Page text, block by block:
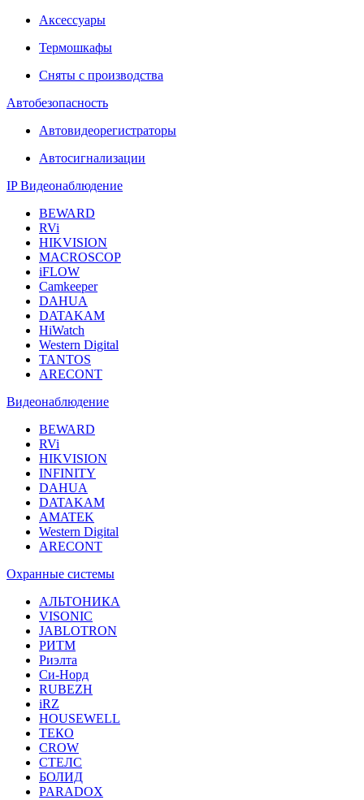
Аксессуары
Термошкафы
Сняты с производства
Автобезопасность
Автовидеорегистраторы
Автосигнализации
IP Видеонаблюдение
BEWARD
RVi
HIKVISION
MACROSCOP
iFLOW
Camkeeper
DAHUA
DATAKAM
HiWatch
Western Digital
TANTOS
ARECONT
Видеонаблюдение
BEWARD
RVi
HIKVISION
INFINITY
DAHUA
DATAKAM
AMATEK
Western Digital
ARECONT
Охранные системы
АЛЬТОНИКА
VISONIC
JABLOTRON
РИТМ
Риэлта
Си-Норд
RUBEZH
iRZ
HOUSEWELL
ТЕКО
CROW
СТЕЛС
БОЛИД
PARADOX